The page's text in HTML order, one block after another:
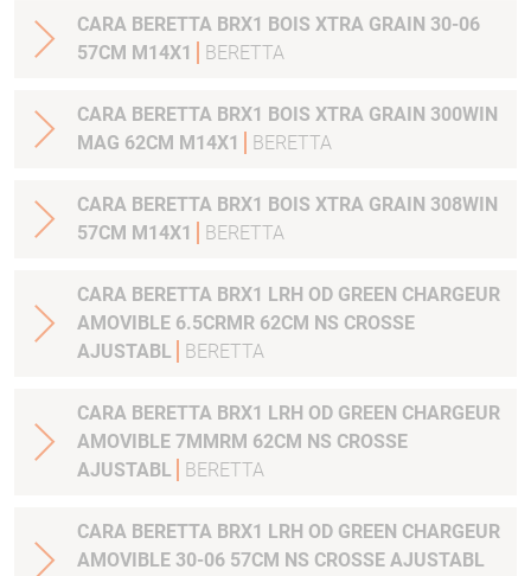
CARA BERETTA BRX1 BOIS XTRA GRAIN 30-06
57CM M14X1
BERETTA
CARA BERETTA BRX1 BOIS XTRA GRAIN 300WIN
MAG 62CM M14X1
BERETTA
CARA BERETTA BRX1 BOIS XTRA GRAIN 308WIN
57CM M14X1
BERETTA
CARA BERETTA BRX1 LRH OD GREEN CHARGEUR
AMOVIBLE 6.5CRMR 62CM NS CROSSE
AJUSTABL
BERETTA
CARA BERETTA BRX1 LRH OD GREEN CHARGEUR
AMOVIBLE 7MMRM 62CM NS CROSSE
AJUSTABL
BERETTA
CARA BERETTA BRX1 LRH OD GREEN CHARGEUR
AMOVIBLE 30-06 57CM NS CROSSE AJUSTABL